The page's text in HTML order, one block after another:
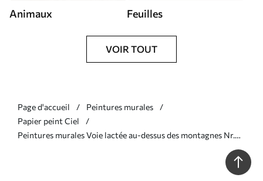
Animaux Feuilles
VOIR TOUT
Page d'accueil
Peintures murales
Papier peint Ciel
Peintures murales Voie lactée au-dessus des montagnes Nr.